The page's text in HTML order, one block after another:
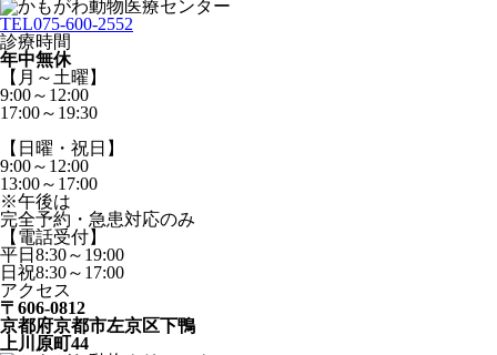
TEL075-600-2552
診療時間
年中無休
【月～土曜】
9:00～12:00
17:00～19:30
【日曜・祝日】
9:00～12:00
13:00～17:00
※午後は
完全予約・急患対応のみ
【電話受付】
平日8:30～19:00
日祝8:30～17:00
アクセス
〒606-0812
京都府京都市左京区下鴨
上川原町44